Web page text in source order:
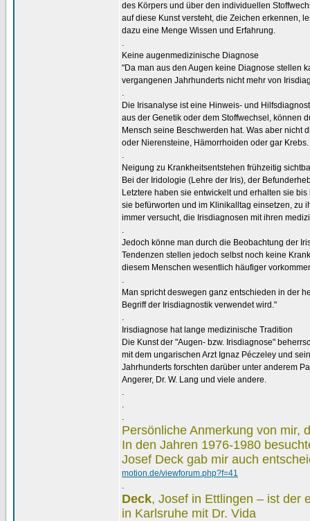
des Körpers und über den individuellen
auf diese Kunst versteht, die Zeichen erkennen,
dazu eine Menge Wissen und Erfahrung.
.
Keine augenmedizinische Diagnose
"Da man aus den Augen keine Diagnose stellen
vergangenen Jahrhunderts nicht mehr von
.
Die Irisanalyse ist eine Hinweis- und
aus der Genetik oder dem Stoffwechsel, können
Mensch seine Beschwerden hat. Was aber
oder Nierensteine, Hämorrhoiden oder gar Krebs.
.
Neigung zu Krankheitsentstehen frühzeitig
Bei der Iridologie (Lehre der Iris), der
Letztere haben sie entwickelt und erhalten sie
sie befürworten und im Klinikalltag einsetzen, zu
immer versucht, die Irisdiagnosen mit ihren
.
Jedoch könne man durch die Beobachtung der
Tendenzen stellen jedoch selbst noch keine
diesem Menschen wesentlich häufiger
.
Man spricht deswegen ganz entschieden in der
Begriff der Irisdiagnostik verwendet wird."
.
Irisdiagnose hat lange medizinische Tradition
Die Kunst der "Augen- bzw. Irisdiagnose"
mit dem ungarischen Arzt Ignaz Péczeley und
Jahrhunderts forschten darüber unter anderem
Angerer, Dr. W. Lang und viele andere.
.
.
.
Persönliche Anmerkung von mir,
In den Jahren 1976-1980
Josef Deck gab mir auch
motion.de/viewforum.php?f=41
.
Deck, Josef in Ettlingen – ist der
in Karlsruhe mit Dr. Vida